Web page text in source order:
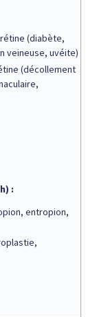
(diabète,
veineuse, uvéite)
(décollement
:
entropion,